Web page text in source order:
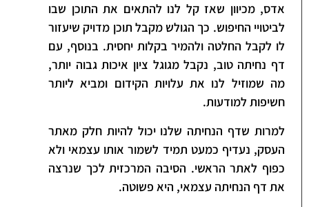
אדס, מכיוון שאז קל לנו להתאים את התוכן שבו
לביטויי החיפוש. כך הגולש מקבל תוכן מדויק שיעזור
לו לקבל החלטה ולהמיר בקלות יחסית. בנוסף, עם
דף נחיתה טוב, נקבל מגוגל ציון איכות גבוה יותר,
מה שמוזיל לנו את עלויות הקידום ומביא ליותר
חשיפות למודעות.
למרות שדף הנחיתה שלנו יכול להיות חלק מאתר
העסק, נעדיף כמעט תמיד לשמור אותו עצמאי ולא
כפוף לאתר הראשי. הסיבה המרכזית לכך שנרצה
את דף הנחיתה עצמאי, היא פשוטה.